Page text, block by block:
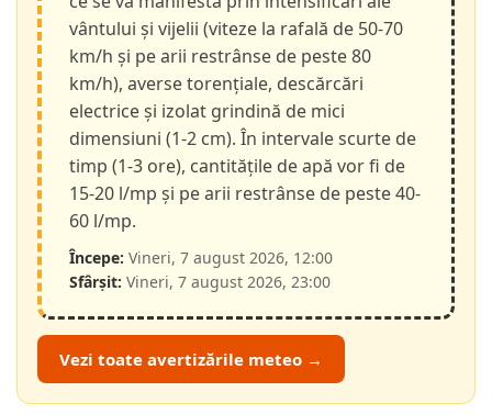
vântului și vijelii (viteze la rafală de 50-70
km/h și pe arii restrânse de peste 80
km/h), averse torențiale, descărcări
electrice și izolat grindină de mici
dimensiuni (1-2 cm). În intervale scurte de
timp (1-3 ore), cantitățile de apă vor fi de
15-20 l/mp și pe arii restrânse de peste 40-
60 l/mp.
Începe: Vineri, 7 august 2026, 12:00
Sfârșit: Vineri, 7 august 2026, 23:00
Vezi toate avertizările meteo →